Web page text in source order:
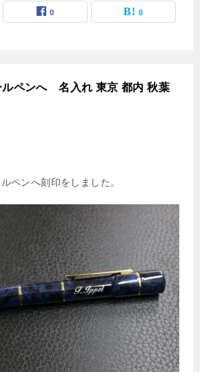
0 0
ルペンへ 名入れ 東京 都内 秋葉
ペンへ刻印をしました。